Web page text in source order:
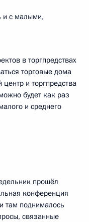
и с малыми,
в торгпредствах
торговые дома
и торгпредства
будет как раз
и среднего
прошёл
конференция
там поднималось
связанные